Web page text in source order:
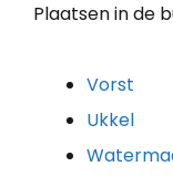
Plaatsen in de
Vorst
Ukkel